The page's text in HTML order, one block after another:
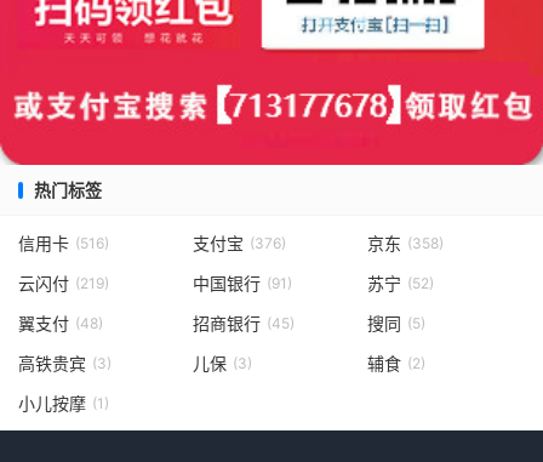
热门标签
信用卡 (516) 支付宝 (376) 京东 (358)
云闪付 (219) 中国银行 (91) 苏宁 (52)
翼支付 (48) 招商银行 (45) 搜同 (5)
高铁贵宾 (3) 儿保 (3) 辅食 (2)
小儿按摩 (1)